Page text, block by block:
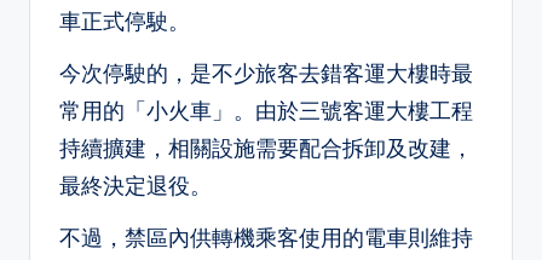
車正式停駛。
今次停駛的，是不少旅客去錯客運大樓時最
常用的「小火車」。由於三號客運大樓工程
持續擴建，相關設施需要配合拆卸及改建，
最終決定退役。
不過，禁區內供轉機乘客使用的電車則維持